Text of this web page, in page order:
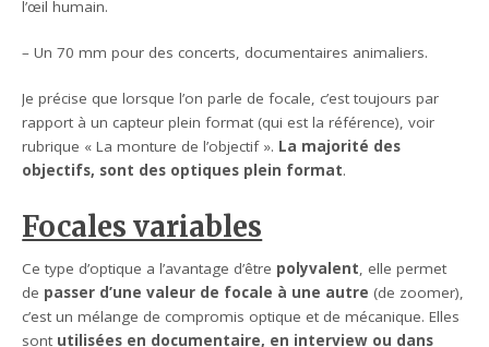
l’œil humain.
– Un 70 mm pour des concerts, documentaires animaliers.
Je précise que lorsque l’on parle de focale, c’est toujours par
rapport à un capteur plein format (qui est la référence), voir
rubrique « La monture de l’objectif ». La majorité des
objectifs, sont des optiques plein format.
Focales variables
Ce type d’optique a l’avantage d’être polyvalent, elle permet
de passer d’une valeur de focale à une autre (de zoomer),
c’est un mélange de compromis optique et de mécanique. Elles
sont utilisées en documentaire, en interview ou dans